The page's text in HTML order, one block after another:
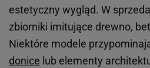
estetyczny wygląd. W
zbiorniki imitujące drewno,
Niektóre modele
donice lub elementy